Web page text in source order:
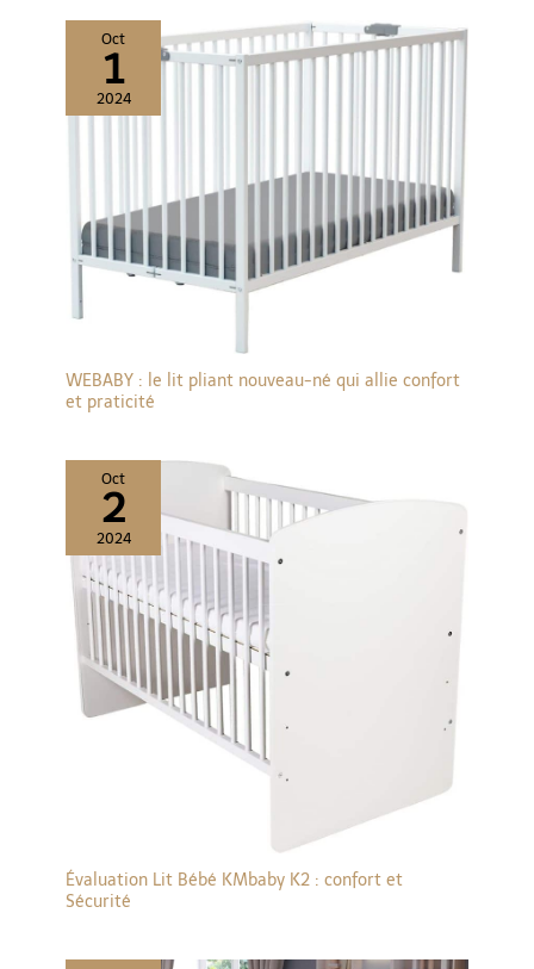
Oct
1
2024
WEBABY : le lit pliant nouveau-né qui allie confort
et praticité
Oct
2
2024
Évaluation Lit Bébé KMbaby K2 : confort et
Sécurité